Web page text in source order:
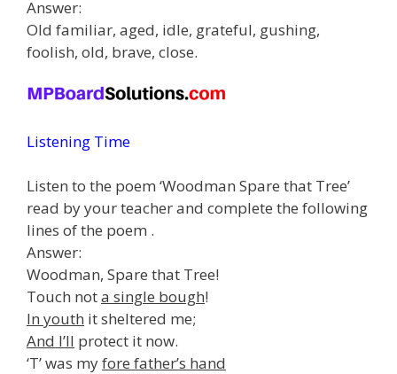
Answer:
Old familiar, aged, idle, grateful, gushing,
foolish, old, brave, close.
Listening Time
Listen to the poem ‘Woodman Spare that Tree’
read by your teacher and complete the following
lines of the poem .
Answer:
Woodman, Spare that Tree!
Touch nota single bough!
In youth it sheltered me;
And I’ll protect it now.
‘T’ was myfore father’s hand